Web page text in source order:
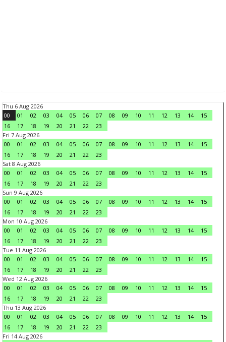
Thu 6 Aug 2026
00
01 02 03 04 05 06 07 08 09 10 11 12 13 14
15
16
17 18 19 20 21 22
23
Fri 7 Aug 2026
00
01 02 03 04 05 06 07 08 09 10 11 12 13 14
15
16
17 18 19 20 21 22
23
Sat 8 Aug 2026
00
01 02 03 04 05 06 07 08 09 10 11 12 13 14
15
16
17 18 19 20 21 22
23
Sun 9 Aug 2026
00
01 02 03 04 05 06 07 08 09 10 11 12 13 14
15
16
17 18 19 20 21 22
23
Mon 10 Aug 2026
00
01 02 03 04 05 06 07 08 09 10 11 12 13 14
15
16
17 18 19 20 21 22
23
Tue 11 Aug 2026
00
01 02 03 04 05 06 07 08 09 10 11 12 13 14
15
16
17 18 19 20 21 22
23
Wed 12 Aug 2026
00
01 02 03 04 05 06 07 08 09 10 11 12 13 14
15
16
17 18 19 20 21 22
23
Thu 13 Aug 2026
00
01 02 03 04 05 06 07 08 09 10 11 12 13 14
15
16
17 18 19 20 21 22
23
Fri 14 Aug 2026